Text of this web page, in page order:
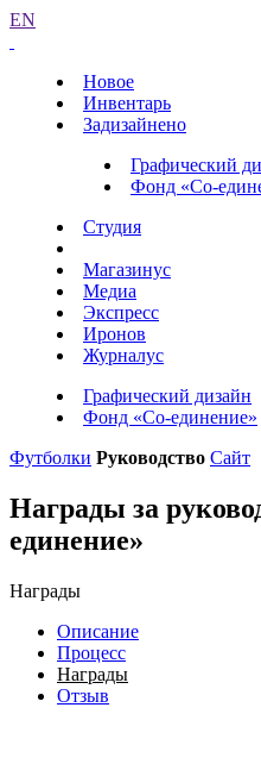
EN
Новое
Инвентарь
Задизайнено
Графический
Фонд «Со-
Студия
Магазинус
Медиа
Экспресс
Иронов
Журналус
Графический дизайн
Фонд «Со-единение»
Футболки Руководство Сайт
Награды за
единение»
Награды
Описание
Процесс
Награды
Отзыв